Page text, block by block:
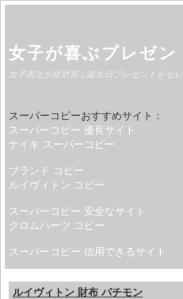
女子が喜ぶプレゼン
女子高生が絶対喜ぶ誕生日プレゼントをセレ
スーパーコピーおすすめサイト：
スーパーコピー 優良サイト
ナイキ スーパーコピー
ブランド コピー
ルイヴィトン コピー
スーパーコピー 安全なサイト
クロムハーツ コピー
スーパーコピー 信用できるサイト
ルイヴィトン 財布 パチモン